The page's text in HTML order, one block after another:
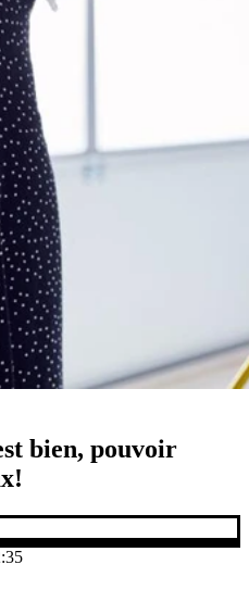
bien, pouvoir